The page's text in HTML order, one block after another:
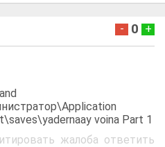
- 0 +
voina Part 1
жалоба ответить